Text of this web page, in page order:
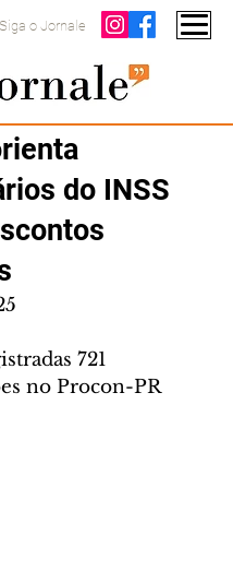
Siga o Jornale
do INSS
721
no Procon-PR